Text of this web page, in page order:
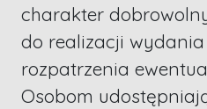
charakter
do realizacji
rozpatrzenia
Osobom